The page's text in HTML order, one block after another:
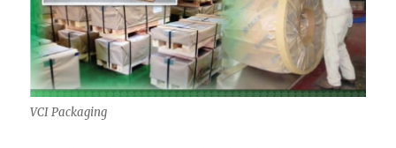
VCI Packaging